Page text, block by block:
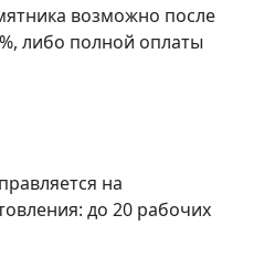
возможно после
либо полной оплаты
на
до 20 рабочих